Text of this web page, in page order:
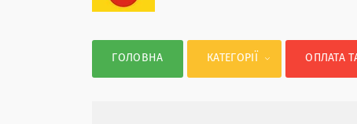
ГОЛОВНА КАТЕГОРІЇ ОПЛАТА